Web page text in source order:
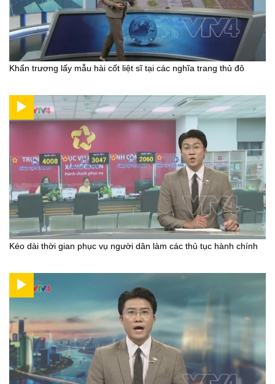
Khẩn trương lấy mẫu hài cốt liệt sĩ tại các nghĩa trang thủ đô
Kéo dài thời gian phục vụ người dân làm các thủ tục hành chính